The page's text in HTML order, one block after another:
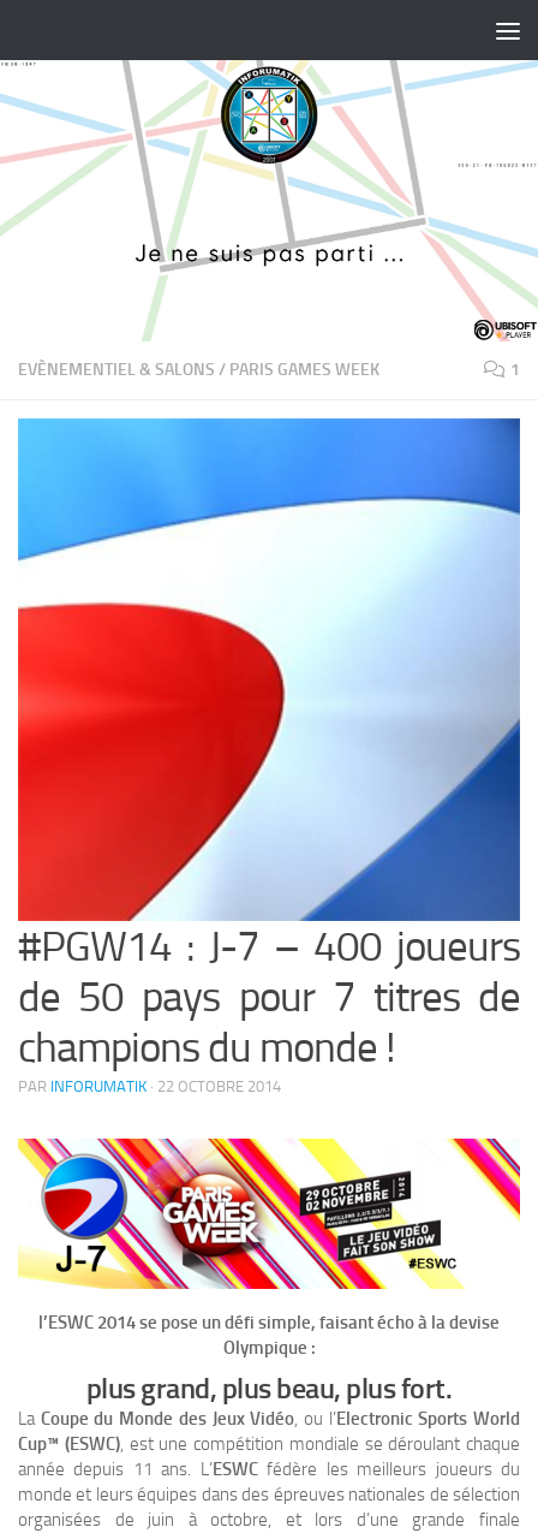
EVÈNEMENTIEL & SALONS / PARIS GAMES WEEK 1
#PGW14 : J-7 – 400 joueurs
de 50 pays pour 7 titres de
champions du monde !
PAR INFORUMATIK · 22 OCTOBRE 2014
l’ESWC 2014 se pose un défi simple, faisant écho à la devise
Olympique :
plus grand, plus beau, plus fort.
La Coupe du Monde des Jeux Vidéo, ou l’Electronic Sports World
Cup™ (ESWC), est une compétition mondiale se déroulant chaque
année depuis 11 ans. L’ESWCfédère les meilleurs joueurs du
monde et leurs équipes dans des épreuves nationales de sélection
organisées de juin à octobre, et lors d’une grande finale